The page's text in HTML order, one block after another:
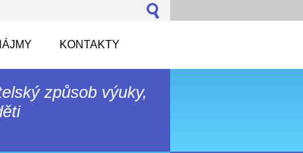
KONTAKTY
způsob výuky,